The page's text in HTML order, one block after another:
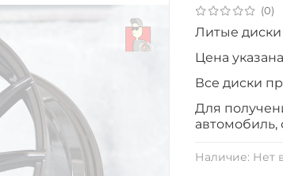
(0)
Наличие: Нет
Литые диски
Цена
Все диски
Для
автомобиль,